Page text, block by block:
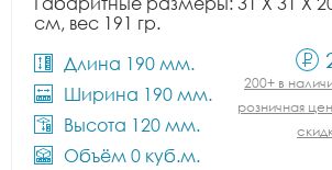
см, вес 191 гр.
Длина 190 мм.
Ширина 190 мм.
Высота 120 мм.
Объём 0 куб.м.
200+ в
розничная